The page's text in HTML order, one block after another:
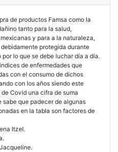
de productos Famsa como la
tanto para la salud,
y para a la naturaleza,
protegida durante
lo que se debe luchar día a día.
de enfermedades que
con el consumo de dichos
con los años siendo este
Covid una cifra de suma
sabe que padecer de algunas
en la tabla son factores de
Itzel.